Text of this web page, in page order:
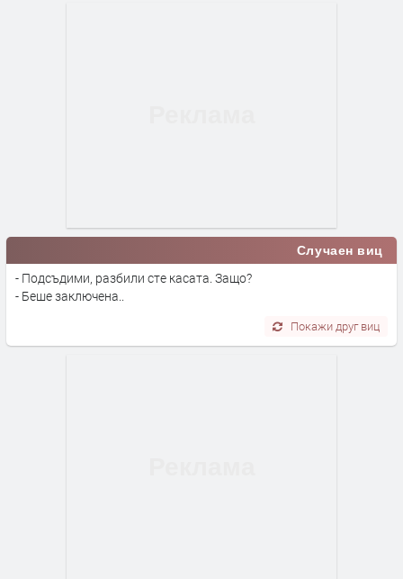
Случаен виц
- Подсъдими, разбили сте касата. Защо?
- Беше заключена..
Покажи друг виц